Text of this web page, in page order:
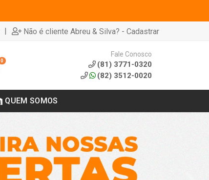
| Não é cliente Abreu & Silva? - Cadastrar
0
Fale Conosco
(81) 3771-0320
(82) 3512-0020
QUEM SOMOS